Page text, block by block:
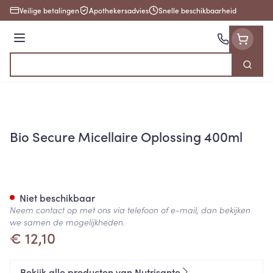
Ga naar de inhoud
Veilige betalingen Apothekersadvies Snelle beschikbaarheid
Menu
Zoek
Bio Secure Micellaire Oplossing 400ml
€ 12,10
Niet beschikbaar
Neem contact op met ons via telefoon of e-mail, dan bekijken
we samen de mogelijkheden.